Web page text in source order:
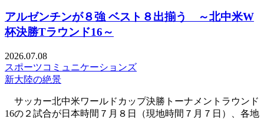
アルゼンチンが８強 ベスト８出揃う ～北中米W
杯決勝Tラウンド16～
2026.07.08
スポーツコミュニケーションズ
新大陸の絶景
サッカー北中米ワールドカップ決勝トーナメントラウンド
16の２試合が日本時間７月８日（現地時間７月７日）、各地